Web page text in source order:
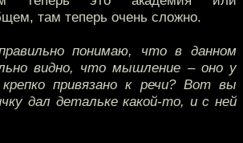
там теперь очень сложно.
понимаю, что в данном
видно, что мышление – оно у
привязано к речи? Вот вы
дал детальке какой-то, и с ней